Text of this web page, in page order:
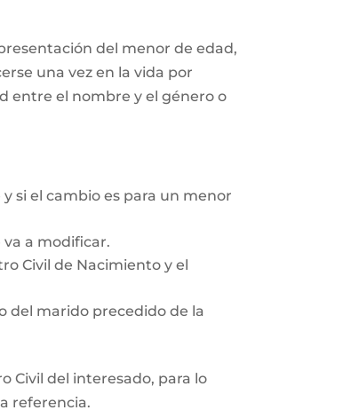
del menor de edad,
una vez en la vida por
entre el nombre y el género o
si el cambio es para un menor
a modificar.
Civil de Nacimiento y el
del marido precedido de la
Civil del interesado, para lo
referencia.